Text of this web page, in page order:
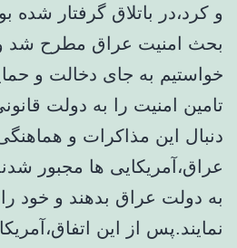
و کرد،در باتلاق گرفتار شده
بحث امنیت عراق مطرح شد و
خواستیم به جای دخالت و
تامین امنیت را به دولت
دنبال این مذاکرات و
عراق،آمریکایی ها مجبور
به دولت عراق بدهند و خود را
نمایند.پس از این